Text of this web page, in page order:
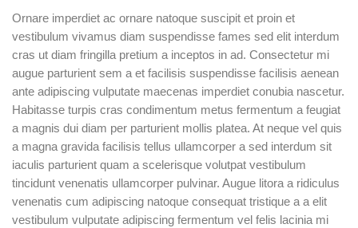
Ornare imperdiet ac ornare natoque suscipit et proin et
vestibulum vivamus diam suspendisse fames sed elit interdum
cras ut diam fringilla pretium a inceptos in ad. Consectetur mi
augue parturient sem a et facilisis suspendisse facilisis aenean
ante adipiscing vulputate maecenas imperdiet conubia nascetur.
Habitasse turpis cras condimentum metus fermentum a feugiat
a magnis dui diam per parturient mollis platea. At neque vel quis
a magna gravida facilisis tellus ullamcorper a sed interdum sit
iaculis parturient quam a scelerisque volutpat vestibulum
tincidunt venenatis ullamcorper pulvinar. Augue litora a ridiculus
venenatis cum adipiscing natoque consequat tristique a a elit
vestibulum vulputate adipiscing fermentum vel felis lacinia mi